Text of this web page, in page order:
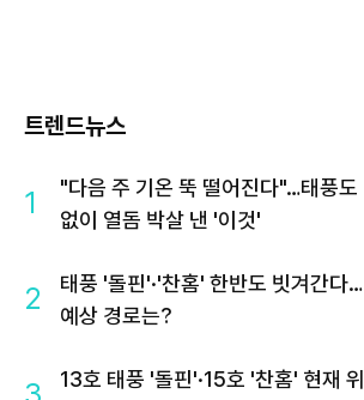
트렌드뉴스
1
"다음 주 기온 뚝 떨어진다"…태풍도
없이 열돔 박살 낸 '이것'
2
태풍 '돌핀'·'찬홈' 한반도 빗겨간다…
예상 경로는?
13호 태풍 '돌핀'·15호 '찬홈' 현재 위